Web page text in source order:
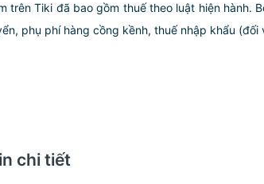
trên Tiki đã bao gồm thuế theo luật hiện
phụ phí hàng cồng kềnh, thuế nhập khẩu
chi tiết